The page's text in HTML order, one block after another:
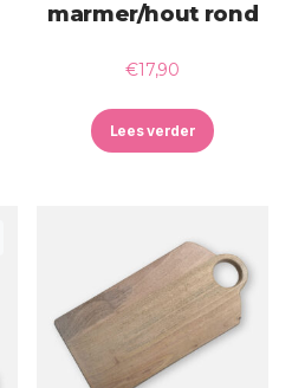
marmer/hout rond
€17,90
Lees verder